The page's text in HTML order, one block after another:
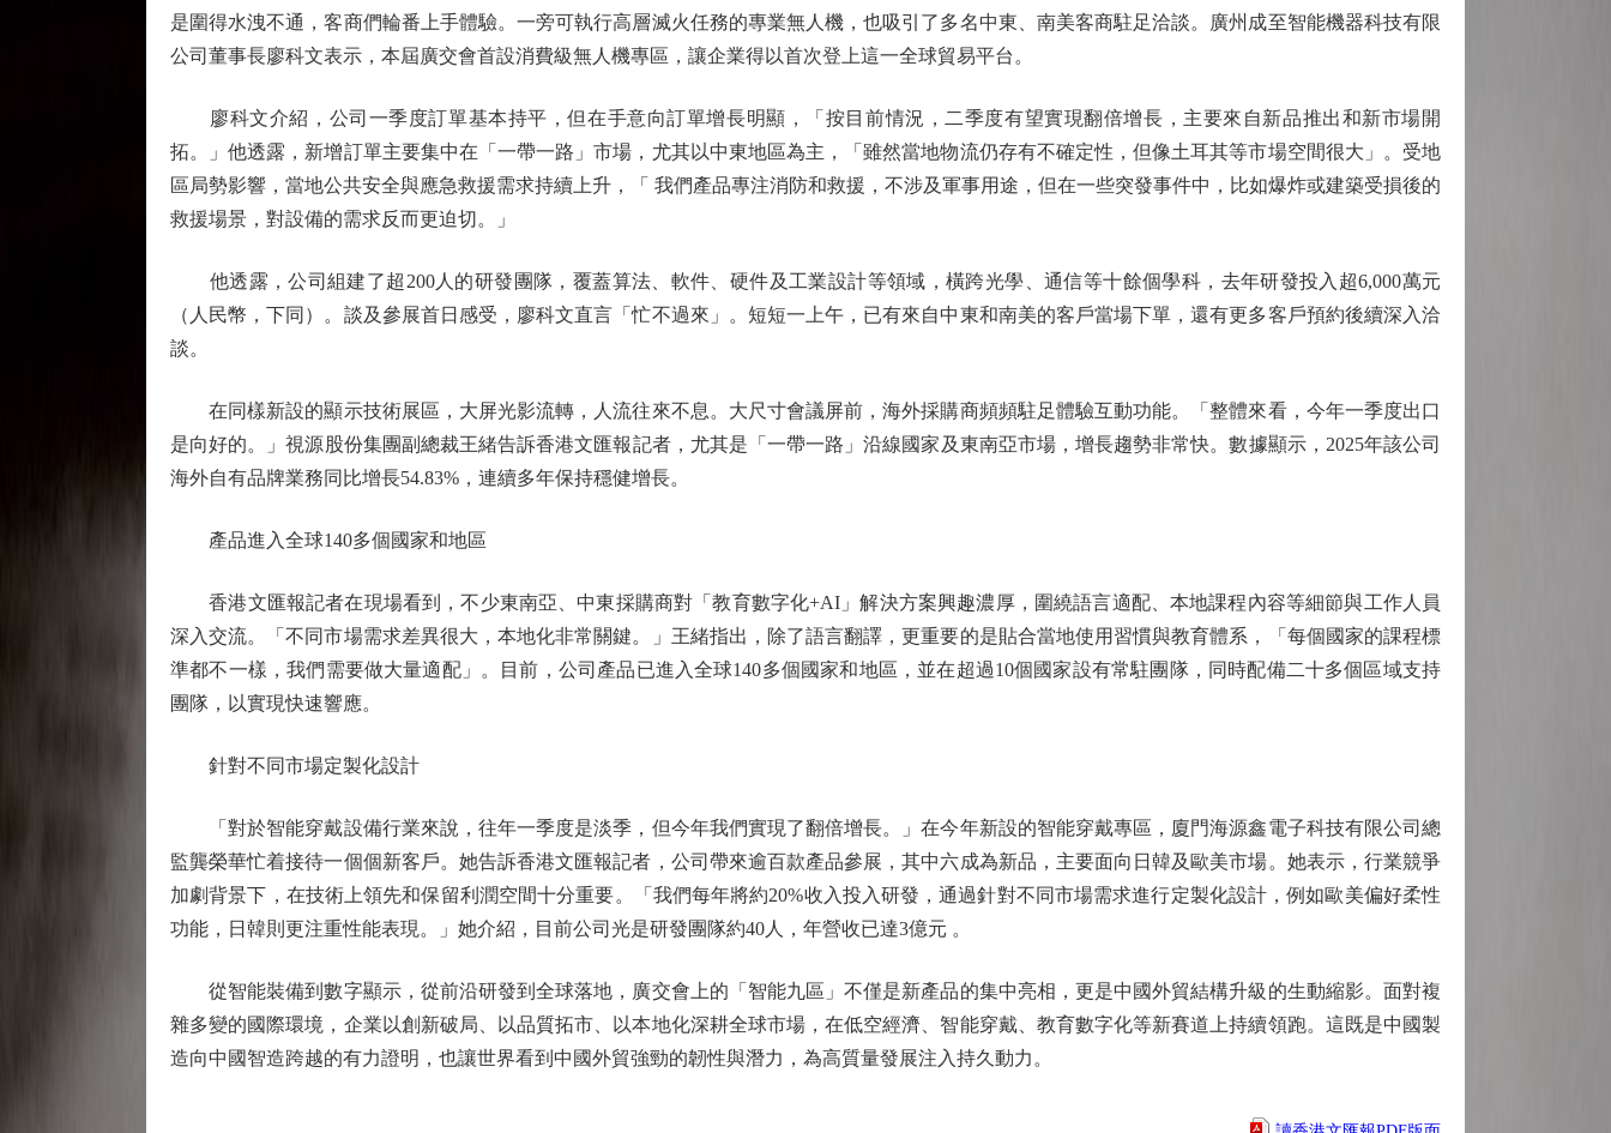
是圍得水洩不通，客商們輪番上手體驗。一旁可執行高層滅火任務的專業無人機，也吸引了多名中東、南美客商駐足洽談。廣州成至智能機器科技有限
公司董事長廖科文表示，本屆廣交會首設消費級無人機專區，讓企業得以首次登上這一全球貿易平台。
廖科文介紹，公司一季度訂單基本持平，但在手意向訂單增長明顯，「按目前情況，二季度有望實現翻倍增長，主要來自新品推出和新市場開
拓。」他透露，新增訂單主要集中在「一帶一路」市場，尤其以中東地區為主，「雖然當地物流仍存有不確定性，但像土耳其等市場空間很大」。受地
區局勢影響，當地公共安全與應急救援需求持續上升，「 我們產品專注消防和救援，不涉及軍事用途，但在一些突發事件中，比如爆炸或建築受損後的
救援場景，對設備的需求反而更迫切。」
他透露，公司組建了超200人的研發團隊，覆蓋算法、軟件、硬件及工業設計等領域，橫跨光學、通信等十餘個學科，去年研發投入超6,000萬元
（人民幣，下同）。談及參展首日感受，廖科文直言「忙不過來」。短短一上午，已有來自中東和南美的客戶當場下單，還有更多客戶預約後續深入洽
談。
在同樣新設的顯示技術展區，大屏光影流轉，人流往來不息。大尺寸會議屏前，海外採購商頻頻駐足體驗互動功能。「整體來看，今年一季度出口
是向好的。」視源股份集團副總裁王緒告訴香港文匯報記者，尤其是「一帶一路」沿線國家及東南亞市場，增長趨勢非常快。數據顯示，2025年該公司
海外自有品牌業務同比增長54.83%，連續多年保持穩健增長。
產品進入全球140多個國家和地區
香港文匯報記者在現場看到，不少東南亞、中東採購商對「教育數字化+AI」解決方案興趣濃厚，圍繞語言適配、本地課程內容等細節與工作人員
深入交流。「不同市場需求差異很大，本地化非常關鍵。」王緒指出，除了語言翻譯，更重要的是貼合當地使用習慣與教育體系，「每個國家的課程標
準都不一樣，我們需要做大量適配」。目前，公司產品已進入全球140多個國家和地區，並在超過10個國家設有常駐團隊，同時配備二十多個區域支持
團隊，以實現快速響應。
針對不同市場定製化設計
「對於智能穿戴設備行業來說，往年一季度是淡季，但今年我們實現了翻倍增長。」在今年新設的智能穿戴專區，廈門海源鑫電子科技有限公司總
監龔榮華忙着接待一個個新客戶。她告訴香港文匯報記者，公司帶來逾百款產品參展，其中六成為新品，主要面向日韓及歐美市場。她表示，行業競爭
加劇背景下，在技術上領先和保留利潤空間十分重要。「我們每年將約20%收入投入研發，通過針對不同市場需求進行定製化設計，例如歐美偏好柔性
功能，日韓則更注重性能表現。」她介紹，目前公司光是研發團隊約40人，年營收已達3億元 。
從智能裝備到數字顯示，從前沿研發到全球落地，廣交會上的「智能九區」不僅是新產品的集中亮相，更是中國外貿結構升級的生動縮影。面對複
雜多變的國際環境，企業以創新破局、以品質拓市、以本地化深耕全球市場，在低空經濟、智能穿戴、教育數字化等新賽道上持續領跑。這既是中國製
造向中國智造跨越的有力證明，也讓世界看到中國外貿強勁的韌性與潛力，為高質量發展注入持久動力。